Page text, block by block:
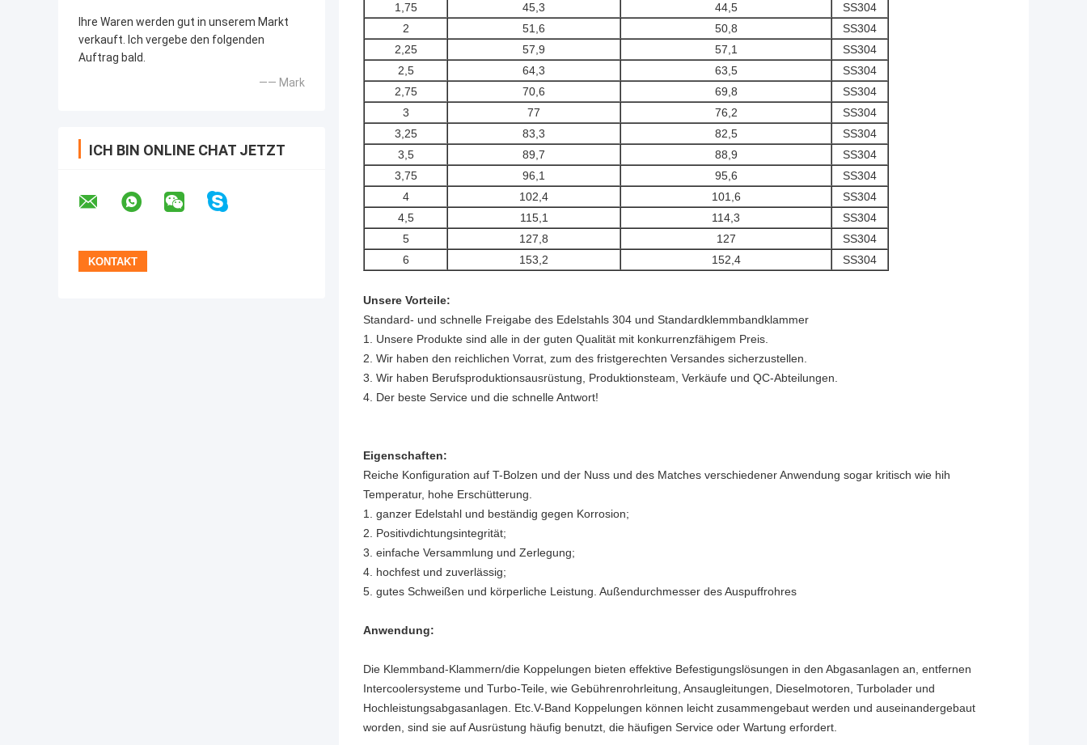
Ihre Waren werden gut in unserem Markt
verkauft. Ich vergebe den folgenden
Auftrag bald.
—— Mark
ICH BIN ONLINE CHAT JETZT
1,75
45,3 44,5
SS304
2
51,6 50,8
SS304
2,25
57,9 57,1
SS304
2,5
64,3 63,5
SS304
2,75
70,6 69,8
SS304
3
77 76,2
SS304
3,25
83,3 82,5
SS304
3,5
89,7 88,9
SS304
3,75
96,1 95,6
SS304
4
102,4 101,6
SS304
4,5
115,1 114,3
SS304
5
127,8 127
SS304
6
153,2 152,4 SS304
Unsere Vorteile:
Standard- und schnelle Freigabe des Edelstahls 304 und Standardklemmbandklammer
1. Unsere Produkte sind alle in der guten Qualität mit konkurrenzfähigem Preis.
2. Wir haben den reichlichen Vorrat, zum des fristgerechten Versandes sicherzustellen.
3. Wir haben Berufsproduktionsausrüstung, Produktionsteam, Verkäufe und QC-Abteilungen.
4. Der beste Service und die schnelle Antwort!
Eigenschaften:
Reiche Konfiguration auf T-Bolzen und der Nuss und des Matches verschiedener Anwendung sogar kritisch wie hih
Temperatur, hohe Erschütterung.
1. ganzer Edelstahl und beständig gegen Korrosion;
2. Positivdichtungsintegrität;
3. einfache Versammlung und Zerlegung;
4. hochfest und zuverlässig;
5. gutes Schweißen und körperliche Leistung. Außendurchmesser des Auspuffrohres
Anwendung:
Die Klemmband-Klammern/die Koppelungen bieten effektive Befestigungslösungen in den Abgasanlagen an, entfernen
Intercoolersysteme und Turbo-Teile, wie Gebührenrohrleitung, Ansaugleitungen, Dieselmotoren, Turbolader und
Hochleistungsabgasanlagen. Etc.V-Band Koppelungen können leicht zusammengebaut werden und auseinandergebaut
worden, sind sie auf Ausrüstung häufig benutzt, die häufigen Service oder Wartung erfordert.